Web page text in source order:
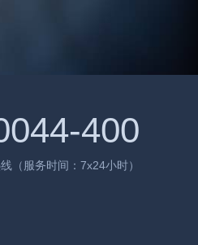
400
（服务时间：7x24小时）